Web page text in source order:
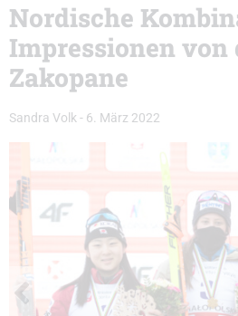
Nordische
Impressionen
Zakopane
Sandra Volk- 6. März 2022